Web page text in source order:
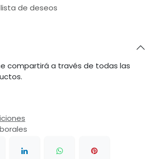
de deseos
compartirá a través de todas las